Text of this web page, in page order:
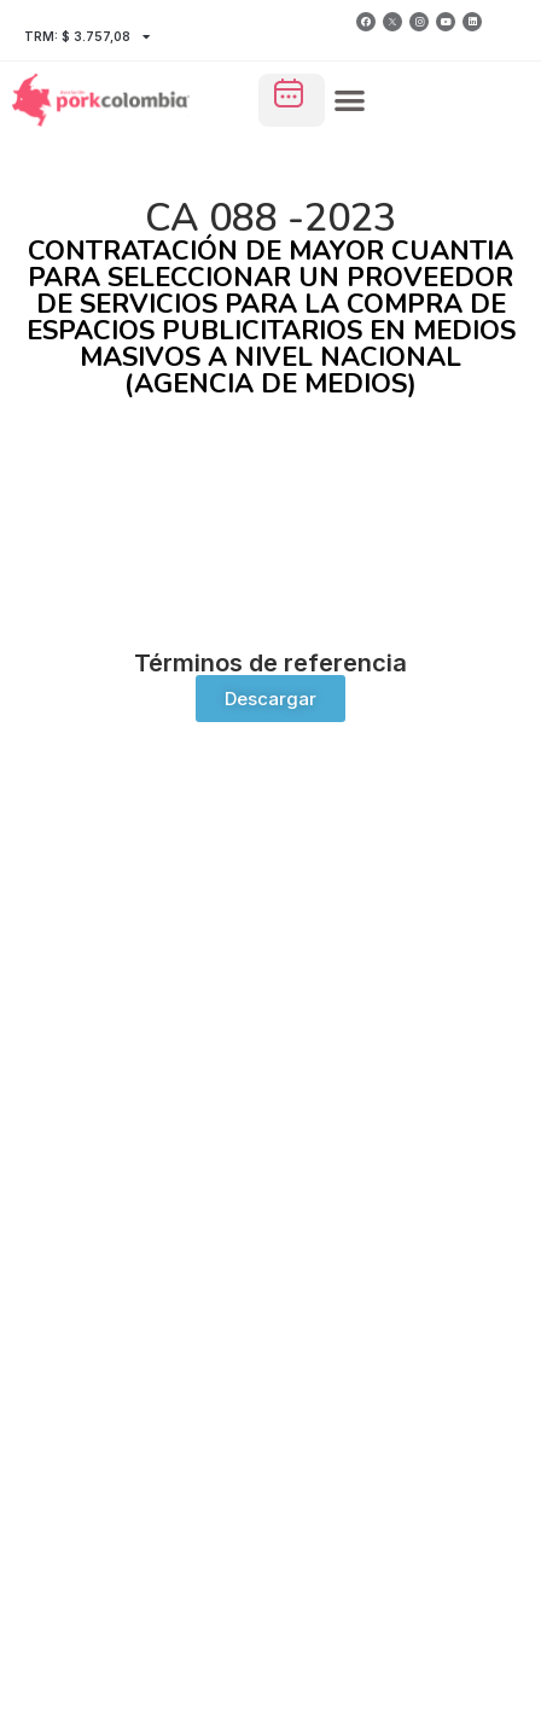
TRM: $ 3.757,08
CA 088 -2023
CONTRATACIÓN DE MAYOR CUANTIA
PARA SELECCIONAR UN PROVEEDOR
DE SERVICIOS PARA LA COMPRA DE
ESPACIOS PUBLICITARIOS EN MEDIOS
MASIVOS A NIVEL NACIONAL
(AGENCIA DE MEDIOS)
Términos de referencia
Descargar